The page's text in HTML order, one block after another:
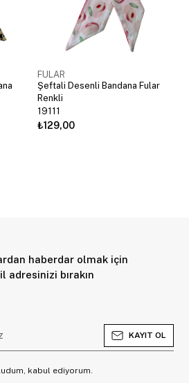
FULAR
Şeftali Desenli Bandana Fular
Renkli
19111
₺129,00
haberdar olmak için
adresinizi bırakın
KAYIT OL
kabul ediyorum.